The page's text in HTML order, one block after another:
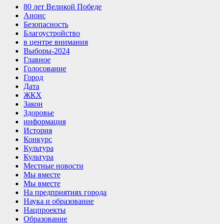
80 лет Великой Победе
Анонс
Безопасность
Благоустройство
в центре внимания
Выборы-2024
Главное
Голосование
Город
Дата
ЖКХ
Закон
Здоровье
информация
История
Конкурс
Культура
Культура
Местные новости
Мы вместе
Мы вместе
На предприятиях города
Наука и образование
Нацпроекты
Образование